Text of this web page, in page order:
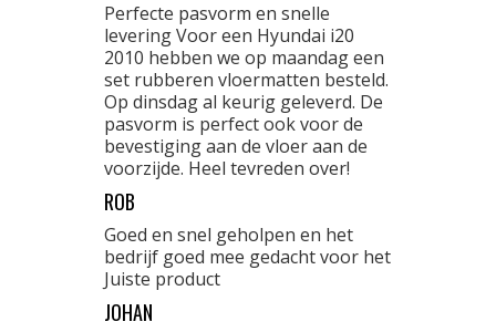
Perfecte pasvorm en snelle
levering Voor een Hyundai i20
2010 hebben we op maandag een
set rubberen vloermatten besteld.
Op dinsdag al keurig geleverd. De
pasvorm is perfect ook voor de
bevestiging aan de vloer aan de
voorzijde. Heel tevreden over!
ROB
Goed en snel geholpen en het
bedrijf goed mee gedacht voor het
Juiste product
JOHAN